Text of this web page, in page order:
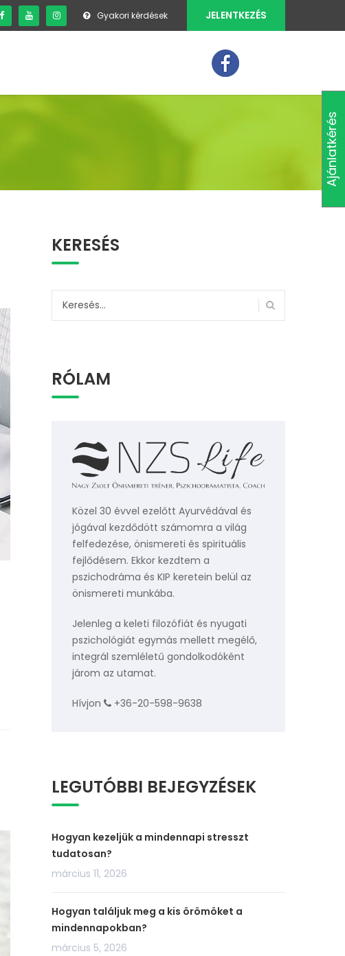
Gyakori kérdések JELENTKEZÉS
KERESÉS
Keresés:
RÓLAM
Közel 30 évvel ezelőtt Ayurvédával és
jógával kezdődött számomra a világ
felfedezése, önismereti és spirituális
fejlődésem. Ekkor kezdtem a
pszichodráma és KIP keretein belül az
önismereti munkába.
Jelenleg a keleti filozófiát és nyugati
pszichológiát egymás mellett megélő,
integrál szemléletű gondolkodóként
járom az utamat.
Hívjon +36-20-598-9638
LEGUTÓBBI BEJEGYZÉSEK
Hogyan kezeljük a mindennapi stresszt
tudatosan?
március 11, 2026
Hogyan találjuk meg a kis örömöket a
mindennapokban?
március 5, 2026
Ajánlatkérés